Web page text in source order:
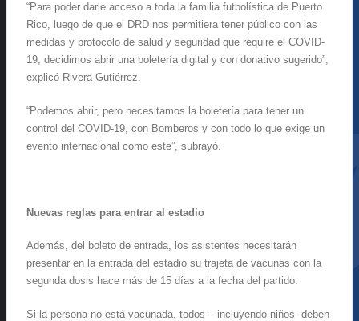
“Para poder darle acceso a toda la familia futbolística de Puerto
Rico, luego de que el DRD nos permitiera tener público con las
medidas y protocolo de salud y seguridad que require el COVID-
19, decidimos abrir una boletería digital y con donativo sugerido”,
explicó Rivera Gutiérrez.
“Podemos abrir, pero necesitamos la boletería para tener un
control del COVID-19, con Bomberos y con todo lo que exige un
evento internacional como este”, subrayó.
Nuevas reglas para entrar al estadio
Además, del boleto de entrada, los asistentes necesitarán
presentar en la entrada del estadio su trajeta de vacunas con la
segunda dosis hace más de 15 días a la fecha del partido.
Si la persona no está vacunada, todos – incluyendo niños- deben